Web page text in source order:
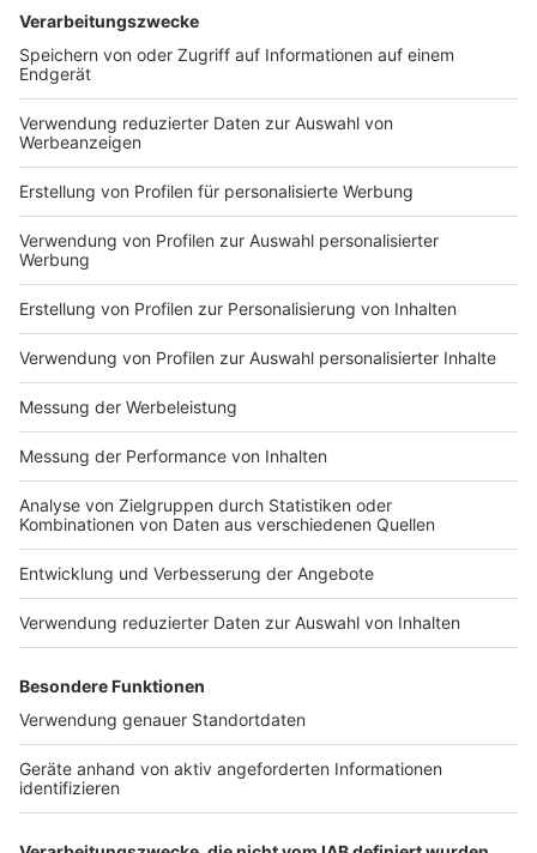
DEINE GEMERKTEN ARTIKEL
Du hast dir noch keine Artikel gemerkt
Markiere sie hierfür mit einem
Impressum
Nutzungsbedingungen
Jobs
Presse
Werben
Archiv
ANTENNE BAYERN GROUP
Stiftung ANTENNE BAYERN
hilft
Kontakt
Studio-Hotline
Verkehrs-Hotline
Newsletter